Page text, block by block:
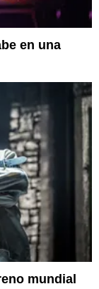
en una
mundial